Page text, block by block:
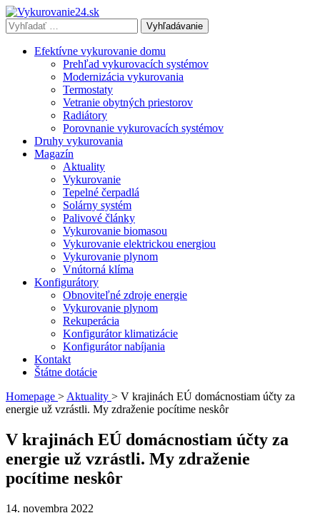
Vyhľadávať
výraz:
Efektívne vykurovanie domu
Prehľad vykurovacích systémov
Modernizácia vykurovania
Termostaty
Vetranie obytných priestorov
Radiátory
Porovnanie vykurovacích systémov
Druhy vykurovania
Magazín
Aktuality
Vykurovanie
Tepelné čerpadlá
Solárny systém
Palivové články
Vykurovanie biomasou
Vykurovanie elektrickou energiou
Vykurovanie plynom
Vnútorná klíma
Konfigurátory
Obnoviteľné zdroje energie
Vykurovanie plynom
Rekuperácia
Konfigurátor klimatizácie
Konfigurátor nabíjania
Kontakt
Štátne dotácie
Homepage > Aktuality > V krajinách EÚ domácnostiam účty za
energie už vzrástli. My zdraženie pocítime neskôr
V krajinách EÚ domácnostiam účty za
energie už vzrástli. My zdraženie
pocítime neskôr
14. novembra 2022